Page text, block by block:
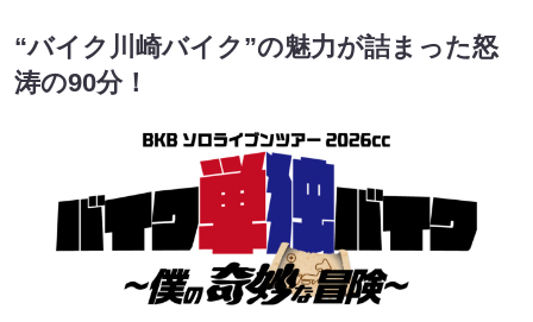
“バイク川崎バイク”の魅力が詰まった怒
涛の90分！